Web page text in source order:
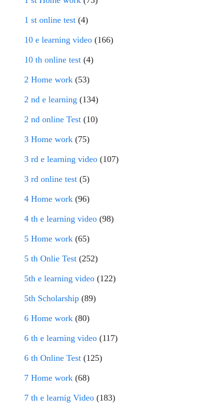
1 st online test (4)
10 e learning video (166)
10 th online test (4)
2 Home work (53)
2 nd e learning (134)
2 nd online Test (10)
3 Home work (75)
3 rd e learning video (107)
3 rd online test (5)
4 Home work (96)
4 th e learning video (98)
5 Home work (65)
5 th Onlie Test (252)
5th e learning video (122)
5th Scholarship (89)
6 Home work (80)
6 th e learning video (117)
6 th Online Test (125)
7 Home work (68)
7 th e learnig Video (183)